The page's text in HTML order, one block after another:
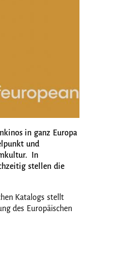
in ganz Europa
und
In
stellen die
Katalogs stellt
des Europäischen